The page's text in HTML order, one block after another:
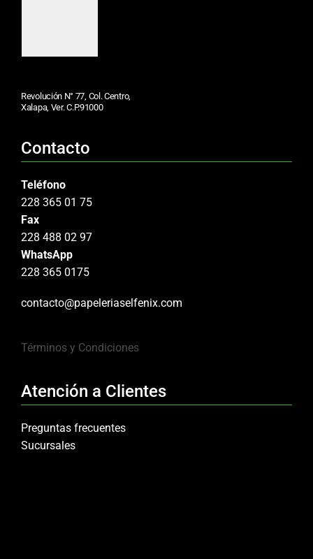
Revolución N° 77, Col. Centro,
Xalapa, Ver. C.P.91000
Contacto
Teléfono
228 365 01 75
Fax
228 488 02 97
WhatsApp
228 365 0175
contacto@papeleriaselfenix.com
Términos y Condiciones
Atención a Clientes
Preguntas frecuentes
Sucursales